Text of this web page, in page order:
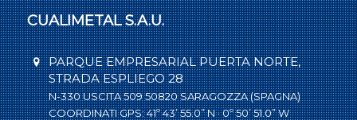
CUALIMETAL S.A.U.
PARQUE EMPRESARIAL PUERTA NORTE,
STRADA ESPLIEGO 28
N-330 USCITA 509 50820 SARAGOZZA (SPAGNA)
COORDINATI GPS: 41º 43’ 55.0” N · 0º 50’ 51.0” W